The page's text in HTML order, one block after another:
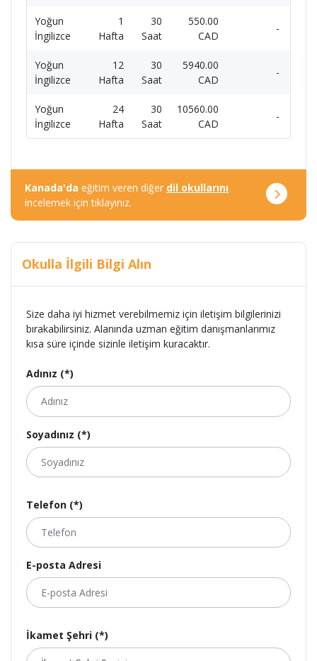
Yoğun
İngilizce
1
Hafta
30
Saat
550.00
CAD
-
Yoğun
İngilizce
12
Hafta
30
Saat
5940.00
CAD
-
Yoğun
İngilizce
24
Hafta
30
Saat
10560.00
CAD
-
Kanada'da eğitim veren diğer dil okullarını
incelemek için tıklayınız.
Okulla İlgili Bilgi Alın
Size daha iyi hizmet verebilmemiz için iletişim bilgilerinizi
bırakabilirsiniz. Alanında uzman eğitim danışmanlarımız
kısa süre içinde sizinle iletişim kuracaktır.
Adınız (*)
Soyadınız (*)
Telefon (*)
E-posta Adresi
İkamet Şehri (*)